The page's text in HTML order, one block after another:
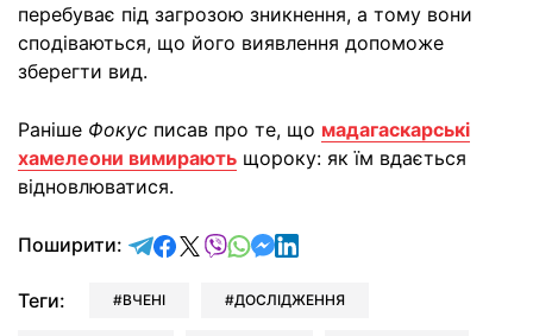
перебуває під загрозою зникнення, а тому вони
сподіваються, що його виявлення допоможе
зберегти вид.
Раніше Фокус писав про те, що мадагаскарські
хамелеони вимирають щороку: як їм вдається
відновлюватися.
Поширити: відправити у Telegram
поділитись у Facebook
поділитись у X
відправити у Viber
відправити у Whatsapp
відправити у Messenger
відправити у LinkedIn
Теги: ВЧЕНІ ДОСЛІДЖЕННЯ